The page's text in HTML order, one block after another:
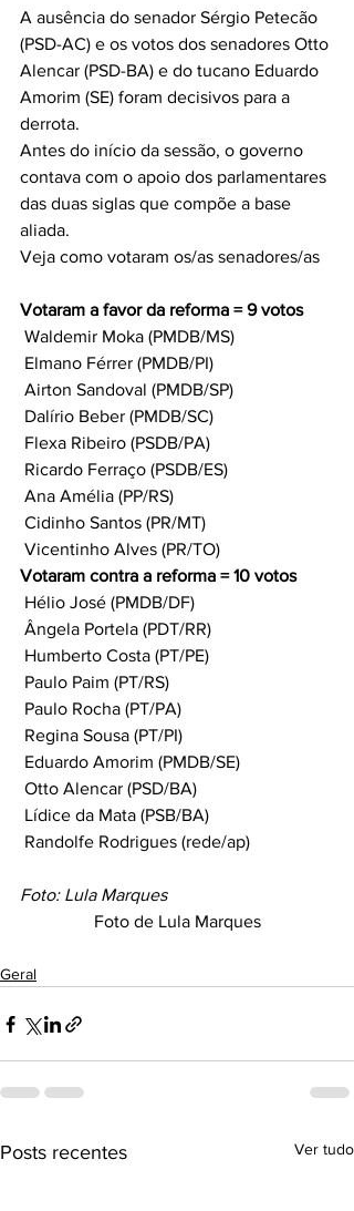
A ausência do senador Sérgio Petecão
(PSD-AC) e os votos dos senadores Otto
Alencar (PSD-BA) e do tucano Eduardo
Amorim (SE) foram decisivos para a
derrota.
Antes do início da sessão, o governo
contava com o apoio dos parlamentares
das duas siglas que compõe a base
aliada.
Veja como votaram os/as senadores/as
Votaram a favor da reforma = 9 votos
Waldemir Moka (PMDB/MS)
Elmano Férrer (PMDB/PI)
Airton Sandoval (PMDB/SP)
Dalírio Beber (PMDB/SC)
Flexa Ribeiro (PSDB/PA)
Ricardo Ferraço (PSDB/ES)
Ana Amélia (PP/RS)
Cidinho Santos (PR/MT)
Vicentinho Alves (PR/TO)
Votaram contra a reforma = 10 votos
Hélio José (PMDB/DF)
Ângela Portela (PDT/RR)
Humberto Costa (PT/PE)
Paulo Paim (PT/RS)
Paulo Rocha (PT/PA)
Regina Sousa (PT/PI)
Eduardo Amorim (PMDB/SE)
Otto Alencar (PSD/BA)
Lídice da Mata (PSB/BA)
Randolfe Rodrigues (rede/ap)
Foto: Lula Marques
Foto de Lula Marques
Geral
Posts recentes Ver tudo